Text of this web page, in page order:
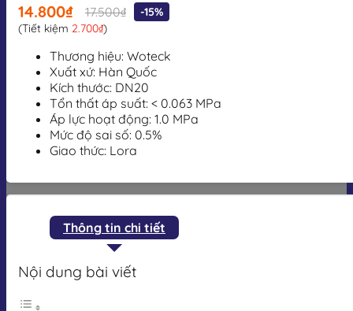
14.800₫ 17.500₫
-15%
(Tiết kiệm 2.700₫)
Thương hiệu: Woteck
Xuất xứ: Hàn Quốc
Kích thước: DN20
Tổn thất áp suất: < 0.063 MPa
Áp lực hoạt động: 1.0 MPa
Mức độ sai số: 0.5%
Giao thức: Lora
Thông tin chi tiết
Nội dung bài viết